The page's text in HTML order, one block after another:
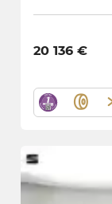
20 136 €